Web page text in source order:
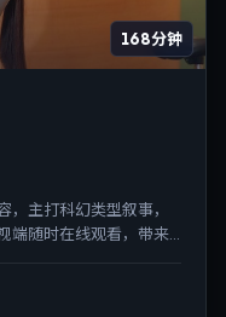
168分钟
，主打科幻类型叙事，
端随时在线观看，带来